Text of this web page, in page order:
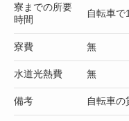
寮までの所要
時間
自転車で
寮費 無
水道光熱費 無
備考 自転車の